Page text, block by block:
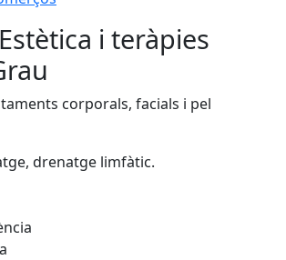
i teràpies
corporals, facials i pel
drenatge limfàtic.